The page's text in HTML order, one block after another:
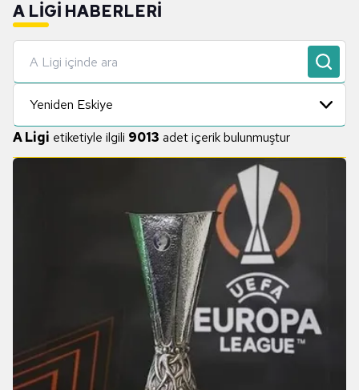
A LIGI HABERLERI
Yeniden Eskiye
A Ligi etiketiyle ilgili 9013 adet içerik bulunmuştur